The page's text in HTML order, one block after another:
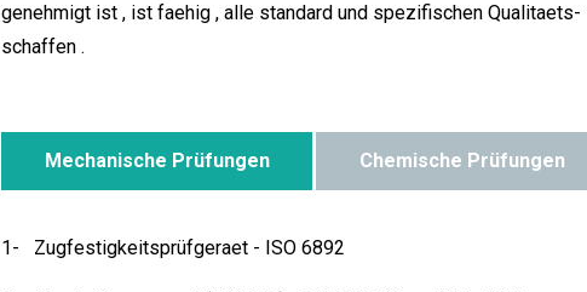
genehmigt ist , ist faehig , alle standard und spezifischen
schaffen .
Mechanische Prüfungen Chemische Prüfungen
1- Zugfestigkeitsprüfgeraet - ISO 6892